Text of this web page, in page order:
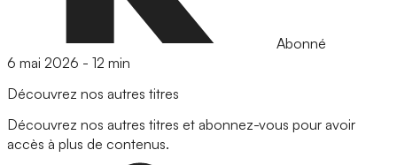
Abonné
6 mai 2026 - 12 min
Découvrez nos autres titres
Découvrez nos autres titres et abonnez-vous pour avoir
accès à plus de contenus.